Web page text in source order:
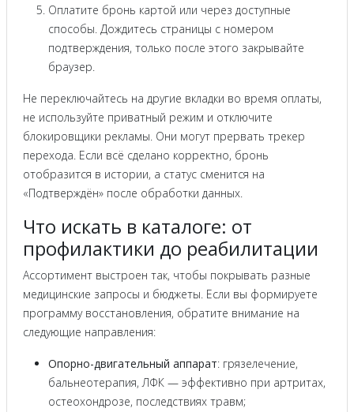
Оплатите бронь картой или через доступные
способы. Дождитесь страницы с номером
подтверждения, только после этого закрывайте
браузер.
Не переключайтесь на другие вкладки во время оплаты,
не используйте приватный режим и отключите
блокировщики рекламы. Они могут прервать трекер
перехода. Если всё сделано корректно, бронь
отобразится в истории, а статус сменится на
«Подтверждён» после обработки данных.
Что искать в каталоге: от
профилактики до реабилитации
Ассортимент выстроен так, чтобы покрывать разные
медицинские запросы и бюджеты. Если вы формируете
программу восстановления, обратите внимание на
следующие направления:
Опорно-двигательный аппарат: грязелечение,
бальнеотерапия, ЛФК — эффективно при артритах,
остеохондрозе, последствиях травм;